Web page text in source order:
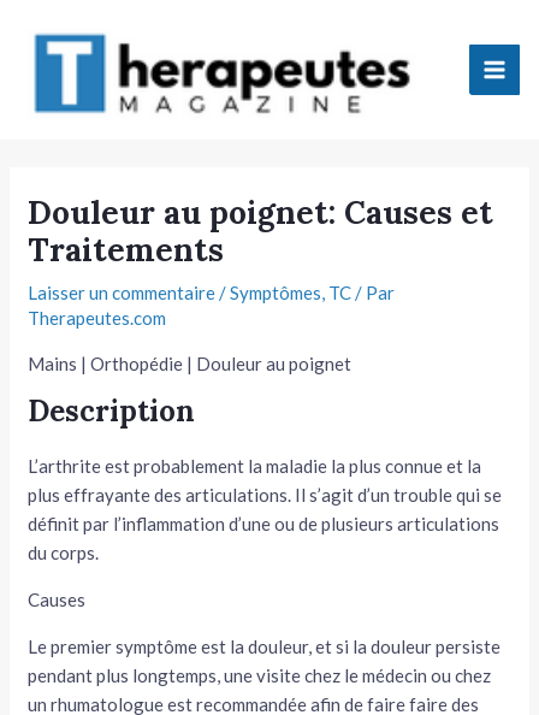
Douleur au poignet: Causes et
Traitements
Laisser un commentaire/Symptômes, TC/ Par
Therapeutes.com
Mains | Orthopédie | Douleur au poignet
Description
L’arthrite est probablement la maladie la plus connue et la
plus effrayante des articulations. Il s’agit d’un trouble qui se
définit par l’inflammation d’une ou de plusieurs articulations
du corps.
Causes
Le premier symptôme est la douleur, et si la douleur persiste
pendant plus longtemps, une visite chez le médecin ou chez
un rhumatologue est recommandée afin de faire faire des